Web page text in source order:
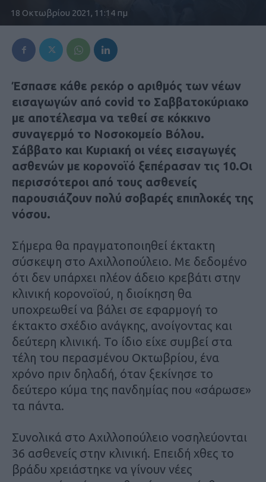
18 Οκτωβρίου 2021, 11:14 πμ
Έσπασε κάθε ρεκόρ ο αριθμός των νέων
εισαγωγών από covid το Σαββατοκύριακο
με αποτέλεσμα να τεθεί σε κόκκινο
συναγερμό το Νοσοκομείο Βόλου.
Σάββατο και Κυριακή οι νέες εισαγωγές
ασθενών με κορονοϊό ξεπέρασαν τις 10.Οι
περισσότεροι από τους ασθενείς
παρουσιάζουν πολύ σοβαρές επιπλοκές της
νόσου.
Σήμερα θα πραγματοποιηθεί έκτακτη
σύσκεψη στο Αχιλλοπούλειο. Με δεδομένο
ότι δεν υπάρχει πλέον άδειο κρεβάτι στην
κλινική κορονοϊού, η διοίκηση θα
υποχρεωθεί να βάλει σε εφαρμογή το
έκτακτο σχέδιο ανάγκης, ανοίγοντας και
δεύτερη κλινική. Το ίδιο είχε συμβεί στα
τέλη του περασμένου Οκτωβρίου, ένα
χρόνο πριν δηλαδή, όταν ξεκίνησε το
δεύτερο κύμα της πανδημίας που «σάρωσε»
τα πάντα.
Συνολικά στο Αχιλλοπούλειο νοσηλεύονται
36 ασθενείς στην κλινική. Επειδή χθες το
βράδυ χρειάστηκε να γίνουν νέες